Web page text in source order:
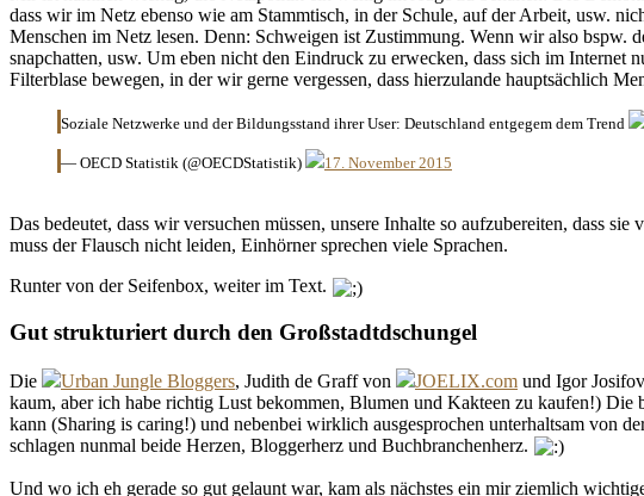
dass wir im Netz ebenso wie am Stammtisch, in der Schule, auf der Arbeit, usw.
Menschen im Netz lesen. Denn: Schweigen ist Zustimmung. Wenn wir also bspw.
snapchatten, usw. Um eben nicht den Eindruck zu erwecken, dass sich im
Filterblase bewegen, in der wir gerne vergessen, dass hierzulande hauptsächlich
Soziale Netzwerke und der Bildungsstand ihrer User: Deutschland entgegem dem Trend
— OECD Statistik (@OECDStatistik) 17. November 2015
Das bedeutet, dass wir versuchen müssen, unsere Inhalte so aufzubereiten, dass
muss der Flausch nicht leiden, Einhörner sprechen viele Sprachen.
Runter von der Seifenbox, weiter im Text.
Gut strukturiert durch den Großstadtdschungel
Die Urban Jungle Bloggers, Judith de Graff von JOELIX.com und Igor
kaum, aber ich habe richtig Lust bekommen, Blumen und Kakteen zu kaufen!)
kann (Sharing is caring!) und nebenbei wirklich ausgesprochen unterhaltsam von
schlagen nunmal beide Herzen, Bloggerherz und Buchbranchenherz.
Und wo ich eh gerade so gut gelaunt war, kam als nächstes ein mir ziemlich